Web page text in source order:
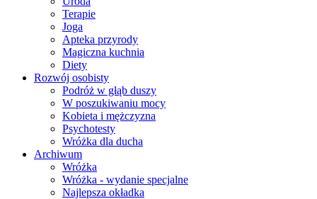
Terapie
Joga
Apteka przyrody
Magiczna kuchnia
Diety
Rozwój osobisty
Podróż w głąb duszy
W poszukiwaniu mocy
Kobieta i mężczyzna
Psychotesty
Wróżka dla ducha
Archiwum
Wróżka
Wróżka - wydanie specjalne
Najlepsza okładka